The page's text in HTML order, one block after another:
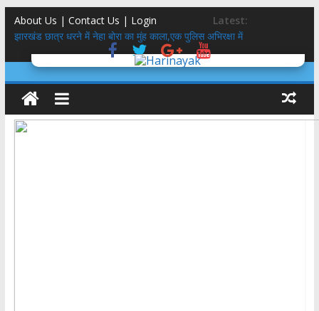
About Us | Contact Us | Login
Latest:
झारखंड छात्र धरने में नेहा बोरा का मुंह काला,एक पुलिस अभिरक्षा में
तीलू रौतेली पुरस्कार 51 हजार से 75 हजार, आंगनबाड़ी कार्यकत्री पुरस्कार 51
हजार से 61 हजार: मुमं धामी
मिलेनियल्स गंवाने वाली कांग्रेस साध पायेगी GEN-Z?
5 स्टार होटल,बासी दूध,फंफूद लगी सब्ज़ियां, शाकाहार-मांसाहार गड्ड-मड्ड….
Social Media KYC : सोशल मीडिया के केवाईसी होने से क्या रुक सकते हैं
अपराध?